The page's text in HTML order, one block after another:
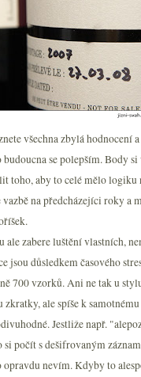
všechna zbylá hodnocení
se polepším. Body
toho, aby to celé mělo logiku
na předcházejíci roky a
ale zabere luštění vlastních,
jsou důsledkem časového
700 vzorků. Ani ne tak u
zkratky, ale spíše k
Jestliže např.
si počít s dešifrovaným
nevím. Kdyby to